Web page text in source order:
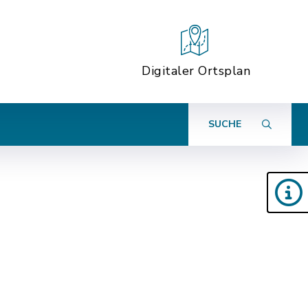
Digitaler Ortsplan
SUCHE